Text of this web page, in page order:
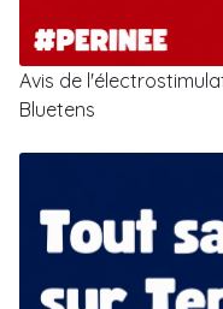
Avis de
Bluetens